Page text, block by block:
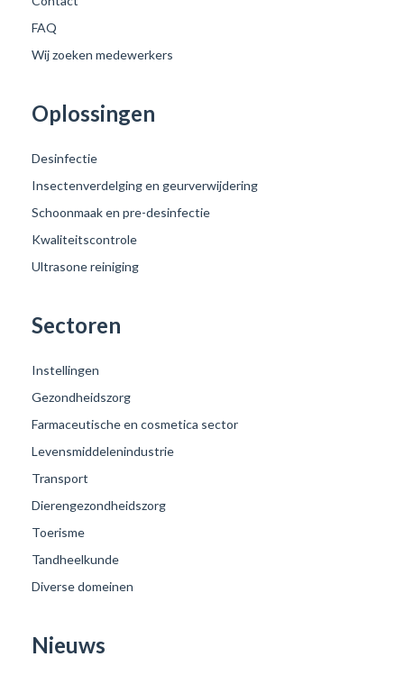
FAQ
Wij zoeken medewerkers
Oplossingen
Desinfectie
Insectenverdelging en geurverwijdering
Schoonmaak en pre-desinfectie
Kwaliteitscontrole
Ultrasone reiniging
Sectoren
Instellingen
Gezondheidszorg
Farmaceutische en cosmetica sector
Levensmiddelenindustrie
Transport
Dierengezondheidszorg
Toerisme
Tandheelkunde
Diverse domeinen
Nieuws